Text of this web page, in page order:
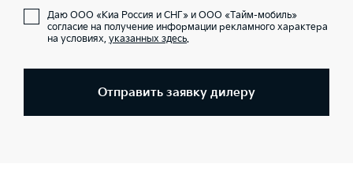
Даю ООО «Киа Россия и СНГ» и ООО «Тайм-мобиль»
согласие на получение информации рекламного характера
на условиях, указанных здесь.
Отправить заявку дилеру